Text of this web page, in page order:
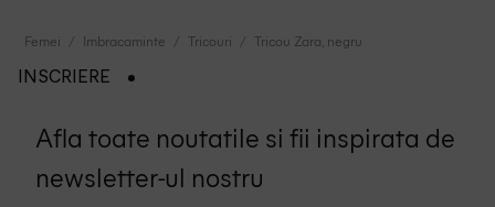
Femei Imbracaminte Tricouri Tricou Zara, negru
INSCRIERE
Afla toate noutatile si fii inspirata de
newsletter-ul nostru